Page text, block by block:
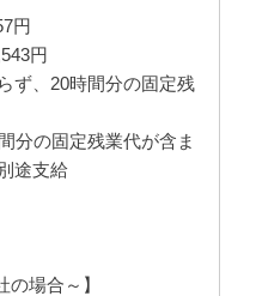
円
円
ず、20時間分の固定残
分の固定残業代が含ま
途支給
の場合～】